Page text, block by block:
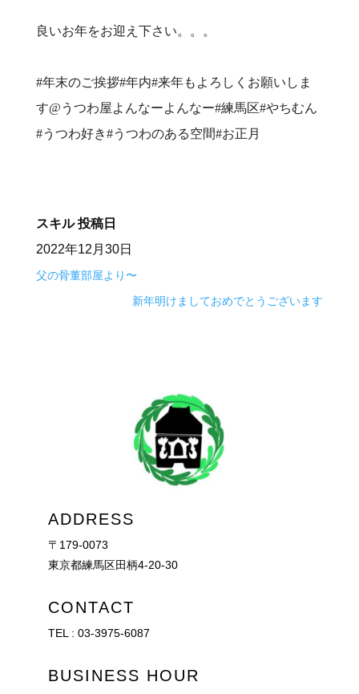
良いお年をお迎え下さい。。。
#年末のご挨拶#年内#来年もよろしくお願いしま
す@うつわ屋よんなーよんなー#練馬区#やちむん
#うつわ好き#うつわのある空間#お正月
スキル 投稿日
2022年12月30日
父の骨董部屋より〜
新年明けましておめでとうございます
ADDRESS
〒179-0073
東京都練馬区田柄4-20-30
CONTACT
TEL : 03-3975-6087
BUSINESS HOUR